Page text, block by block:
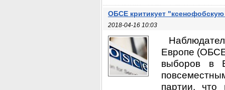
ОБСЕ критикует
2018-04-16 10:03
Европе
выборов в
партии, что